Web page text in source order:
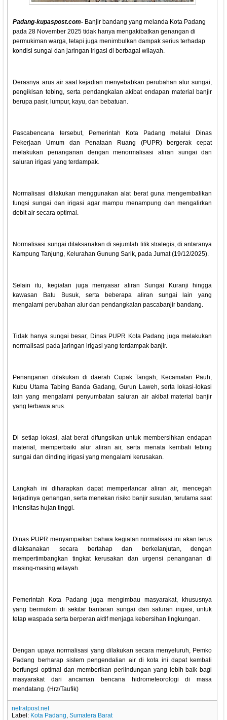
Padang-kupaspost.com- Banjir bandang yang melanda Kota Padang
pada 28 November 2025 tidak hanya mengakibatkan genangan di
permukiman warga, tetapi juga menimbulkan dampak serius terhadap
kondisi sungai dan jaringan irigasi di berbagai wilayah.
Derasnya arus air saat kejadian menyebabkan perubahan alur sungai,
pengikisan tebing, serta pendangkalan akibat endapan material banjir
berupa pasir, lumpur, kayu, dan bebatuan.
Pascabencana tersebut, Pemerintah Kota Padang melalui Dinas
Pekerjaan Umum dan Penataan Ruang (PUPR) bergerak cepat
melakukan penanganan dengan menormalisasi aliran sungai dan
saluran irigasi yang terdampak.
Normalisasi dilakukan menggunakan alat berat guna mengembalikan
fungsi sungai dan irigasi agar mampu menampung dan mengalirkan
debit air secara optimal.
Normalisasi sungai dilaksanakan di sejumlah titik strategis, di antaranya
Kampung Tanjung, Kelurahan Gunung Sarik, pada Jumat (19/12/2025).
Selain itu, kegiatan juga menyasar aliran Sungai Kuranji hingga
kawasan Batu Busuk, serta beberapa aliran sungai lain yang
mengalami perubahan alur dan pendangkalan pascabanjir bandang.
Tidak hanya sungai besar, Dinas PUPR Kota Padang juga melakukan
normalisasi pada jaringan irigasi yang terdampak banjir.
Penanganan dilakukan di daerah Cupak Tangah, Kecamatan Pauh,
Kubu Utama Tabing Banda Gadang, Gurun Laweh, serta lokasi-lokasi
lain yang mengalami penyumbatan saluran air akibat material banjir
yang terbawa arus.
Di setiap lokasi, alat berat difungsikan untuk membersihkan endapan
material, memperbaiki alur aliran air, serta menata kembali tebing
sungai dan dinding irigasi yang mengalami kerusakan.
Langkah ini diharapkan dapat memperlancar aliran air, mencegah
terjadinya genangan, serta menekan risiko banjir susulan, terutama saat
intensitas hujan tinggi.
Dinas PUPR menyampaikan bahwa kegiatan normalisasi ini akan terus
dilaksanakan secara bertahap dan berkelanjutan, dengan
mempertimbangkan tingkat kerusakan dan urgensi penanganan di
masing-masing wilayah.
Pemerintah Kota Padang juga mengimbau masyarakat, khususnya
yang bermukim di sekitar bantaran sungai dan saluran irigasi, untuk
tetap waspada serta berperan aktif menjaga kebersihan lingkungan.
Dengan upaya normalisasi yang dilakukan secara menyeluruh, Pemko
Padang berharap sistem pengendalian air di kota ini dapat kembali
berfungsi optimal dan memberikan perlindungan yang lebih baik bagi
masyarakat dari ancaman bencana hidrometeorologi di masa
mendatang. (Hrz/Taufik)
netralpost.net
Label: Kota Padang,Sumatera Barat